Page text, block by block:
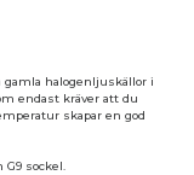
gamla halogenljuskällor i
endast kräver att du
skapar en god
sockel.